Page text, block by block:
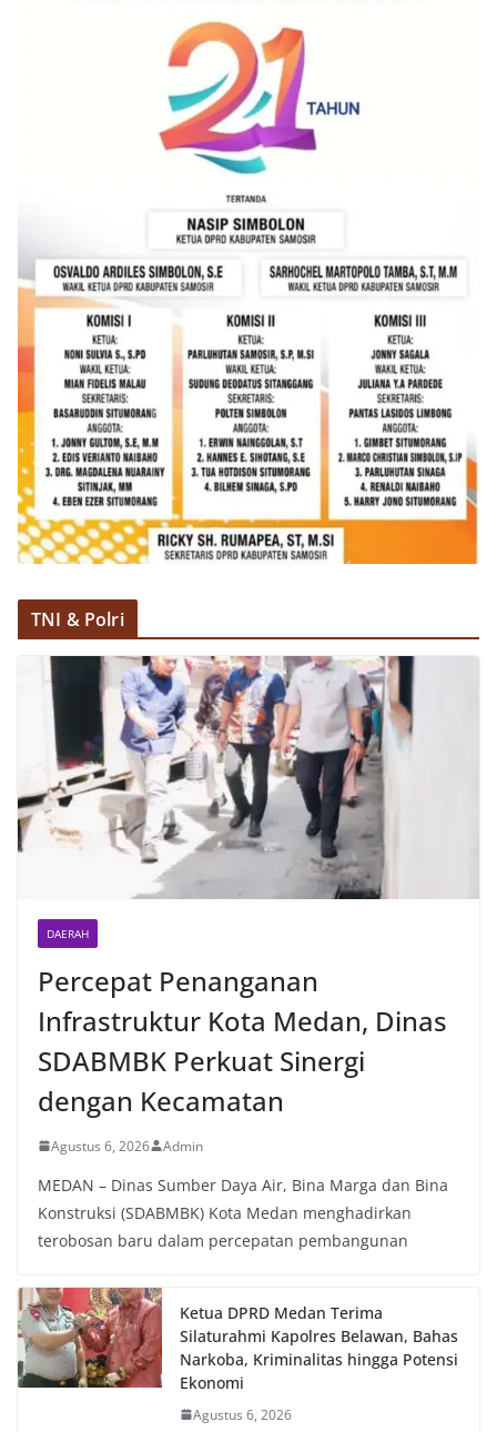
keamanan dan ketertiban masyarakat
(Kamtibmas) di lingkungan tempat tinggal warga.
Melalui interaksi langsung tersebut,
Bhabinkamtibmas dapat menghimpun informasi
awal terkait situasi sosial, potensi kerawanan,
maupun hal-hal yang dapat mengganggu
kondusivitas wilayah, khususnya menjelang
diwarnai dengan berbagai kegiatan dan
keramaian warga.‎‎Dengan adanya deteksi dini ini,
diantisipasi sejak awal sehingga situasi di
Kelurahan Sunggal tetap terjaga aman, tertib,
dan kondusif hingga puncak perayaan HUT
Kemerdekaan RI berlangsung.‎‎Wujud Kedekatan
Polri dengan Masyarakat‎Kegiatan sambang Door
to Door System ini merupakan salah satu bentuk
implementasi program Polri Presisi yang
mengedepankan kehadiran dan kedekatan
personel Kepolisian dengan masyarakat. Melalui
kegiatan semacam ini, Bhabinkamtibmas tidak
hanya berperan sebagai penyampai informasi
dan imbauan, tetapi juga sebagai mitra
masyarakat dalam menjaga keamanan lingkungan
secara bersama-sama.‎‎Kehadiran
diharapkan dapat semakin mempererat
hubungan kemitraan antara Polri dan
masyarakat, sekaligus membangun kesadaran
kolektif warga akan pentingnya menjaga
keamanan, ketertiban, dan kekompakan
lingkungan, khususnya dalam menyambut
momentum bersejarah HUT Kemerdekaan
Republik Indonesia.‎Kegiatan sambang ini
rencananya akan terus dilaksanakan secara rutin
oleh Bhabinkamtibmas di wilayah Kelurahan
Sunggal sebagai bagian dari upaya menciptakan
situasi Kamtibmas yang aman dan kondusif,
sekaligus menumbuhkan semangat nasionalisme
warga dalam menyambut Hari Kemerdekaan RI.
TNI & Polri
DAERAH
Percepat Penanganan
Infrastruktur Kota Medan, Dinas
SDABMBK Perkuat Sinergi
dengan Kecamatan
Agustus 6, 2026 Admin
MEDAN – Dinas Sumber Daya Air, Bina Marga dan Bina
Konstruksi (SDABMBK) Kota Medan menghadirkan
terobosan baru dalam percepatan pembangunan
Ketua DPRD Medan Terima
Silaturahmi Kapolres Belawan, Bahas
Narkoba, Kriminalitas hingga Potensi
Ekonomi
Agustus 6, 2026